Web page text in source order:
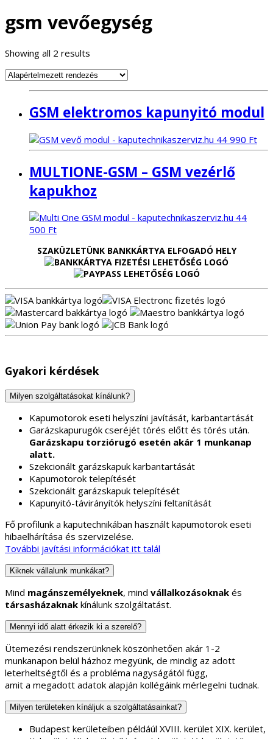
gsm vevőegység
Showing all 2 results
GSM elektromos kapunyitó modul
44 990 Ft
MULTIONE-GSM – GSM vezérlő
kapukhoz
44
500 Ft
SZAKÜZLETÜNK BANKKÁRTYA ELFOGADÓ HELY
Gyakori kérdések
Milyen szolgáltatásokat kínálunk?
Kapumotorok eseti helyszíni javítását, karbantartását
Garázskapurugók cseréjét törés előtt és törés után.
Garázskapu torziórugó esetén akár 1 munkanap
alatt.
Szekcionált garázskapuk karbantartását
Kapumotorok telepítését
Szekcionált garázskapuk telepítését
Kapunyitó-távirányítók helyszíni feltanítását
Fő profilunk a kaputechnikában használt kapumotorok eseti
hibaelhárítása és szervizelése.
További javítási információkat itt talál
Kiknek vállalunk munkákat?
Mind magánszemélyeknek, mind vállalkozásoknak és
társasházaknak kínálunk szolgáltatást.
Mennyi idő alatt érkezik ki a szerelő?
Ütemezési rendszerünknek köszönhetően akár 1-2
munkanapon belül házhoz megyünk, de mindig az adott
leterheltségtől és a probléma nagyságától függ,
amit a megadott adatok alapján kollégáink mérlegelni tudnak.
Milyen területeken kínáljuk a szolgáltatásainkat?
Budapest kerületeiben példáúl XVIII. kerület XIX. kerület,